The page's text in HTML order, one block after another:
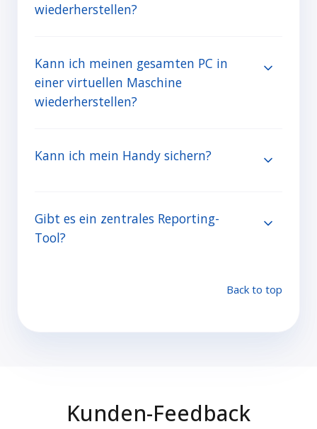
wiederherstellen?
Kann ich meinen gesamten PC in
einer virtuellen Maschine
wiederherstellen?
Kann ich mein Handy sichern?
Gibt es ein zentrales Reporting-
Tool?
Back to top
Kunden-Feedback